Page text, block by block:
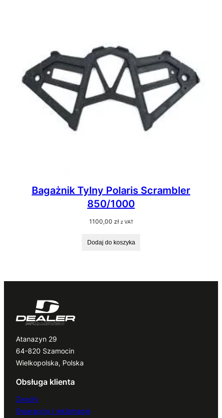
Bagażnik Tylny Polaris Scrambler
850/1000
1100,00 zł z VAT
Dodaj do koszyka
Atanazyn 29
64-820 Szamocin
Wielkopolska, Polska
Obsługa klienta
Zwroty
Gwarancja i reklamacje